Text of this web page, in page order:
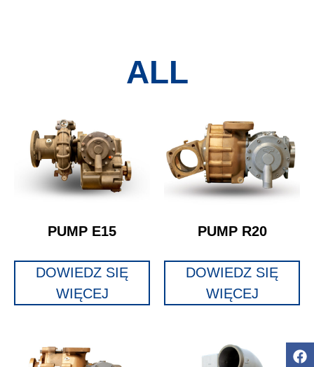
ALL
PUMP E15
DOWIEDZ SIĘ
WIĘCEJ
PUMP R20
DOWIEDZ SIĘ
WIĘCEJ